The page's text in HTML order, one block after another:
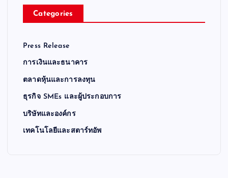
Categories
Press Release
การเงินและธนาคาร
ตลาดหุ้นและการลงทุน
ธุรกิจ SMEs และผู้ประกอบการ
บริษัทและองค์กร
เทคโนโลยีและสตาร์ทอัพ